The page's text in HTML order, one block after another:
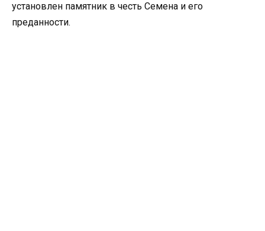
установлен памятник в честь Семена и его
преданности.